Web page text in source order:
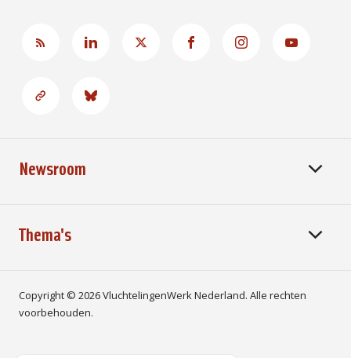
Newsroom
Thema's
Copyright © 2026 VluchtelingenWerk Nederland. Alle rechten
voorbehouden.